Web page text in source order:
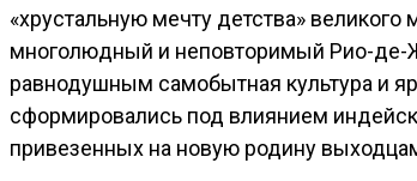
«хрустальную мечту детства»
многолюдный и неповторимый Рио-де-
равнодушным самобытная культура и
сформировались под влиянием
привезенных на новую родину